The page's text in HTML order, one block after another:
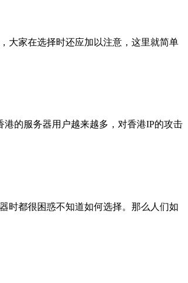
大家在选择时还应加以注意，这里就简单
的服务器用户越来越多，对香港IP的攻击
时都很困惑不知道如何选择。那么人们如